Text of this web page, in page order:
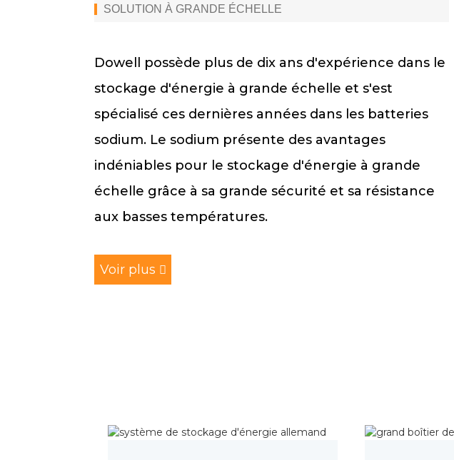
SOLUTION À GRANDE ÉCHELLE
Dowell possède plus de dix ans d'expérience dans le
stockage d'énergie à grande échelle et s'est
spécialisé ces dernières années dans les batteries
sodium. Le sodium présente des avantages
indéniables pour le stockage d'énergie à grande
échelle grâce à sa grande sécurité et sa résistance
aux basses températures.
Voir plus